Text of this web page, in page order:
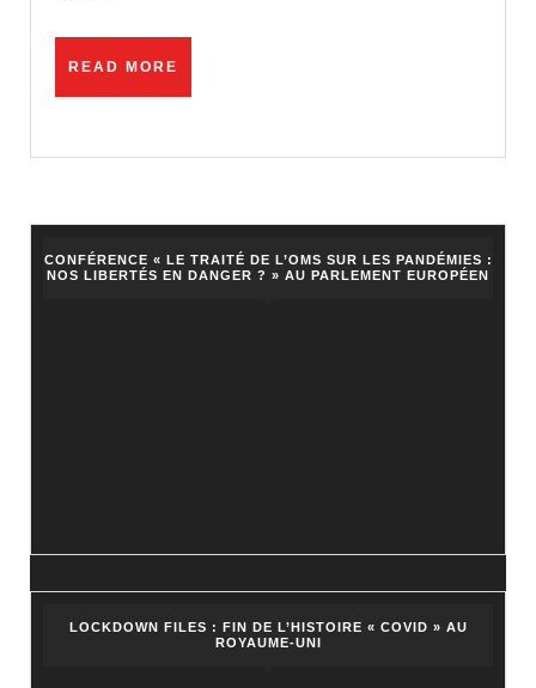
médias
READ MORE
CONFÉRENCE « LE TRAITÉ DE L’OMS SUR LES PANDÉMIES :
NOS LIBERTÉS EN DANGER ? » AU PARLEMENT EUROPÉEN
LOCKDOWN FILES : FIN DE L’HISTOIRE « COVID » AU
ROYAUME-UNI